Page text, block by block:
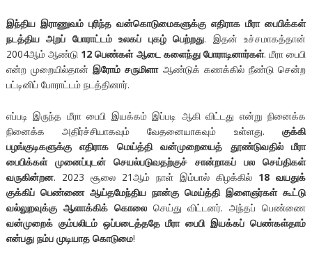
இந்திய இராணுவம் புரிந்த வன்கொடுமைகளுக்கு எதிராக மீரா பைபிக்கள்
நடத்திய அறப் போராட்டம் உலகப் புகழ் பெற்றது. இதன் உச்சமாகத்தான்
2004ஆம் ஆண்டு 12 பெண்கள் ஆடை களைந்து போராடினார்கள். மீரா பைபி
என்ற முறையில்தான்இரோம் சருமிளாஆண்டுக் கணக்கில் நீண்டு சென்ற
பட்டினிப் போராட்டம் நடத்தினார்.
எப்படி இருந்த மீரா பைபி இயக்கம் இப்படி ஆகி விட்டது என்று நினைக்க
நினைக்க அதிர்ச்சியாகவும் வேதனையாகவும் உள்ளது. குக்கி
பழங்குடிகளுக்கு எதிராக மெய்த்தி வன்முறையைத் தூண்டுவதில் மீரா
பைபிக்கள் முனைப்புடன் செயல்படுவதற்குச் சான்றாகப் பல செய்திகள்
வருகின்றன. 2023 சூலை 21ஆம் நாள் இம்பால் கிழக்கில் 18 வயதுக்
குக்கிப் பெண்ணை ஆய்தமேந்திய நான்கு மெய்த்தி இளைஞர்கள் கூட்டு
வல்லுறவுக்கு ஆளாக்கிக் கொலை செய்து விட்டனர். அந்தப் பெண்ணை
வன்முறைக் கும்பலிடம் ஒப்படைத்ததே மீரா பைபி இயக்கப் பெண்கள்தாம்
என்பது நம்ப முடியாத கொடுமை!